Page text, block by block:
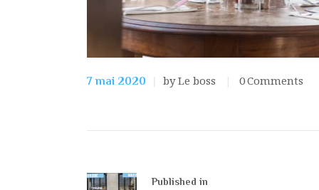
7 mai 2020 by Le boss 0Comments
Published in